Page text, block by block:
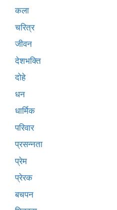
कला
चरित्र
जीवन
देशभक्ति
दोहे
धन
धार्मिक
परिवार
प्रसन्नता
प्रेम
प्रेरक
बचपन